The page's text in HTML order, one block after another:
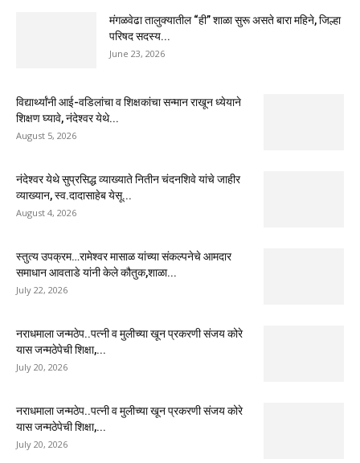
मंगळवेढा तालुक्यातील “ही” शाळा सुरू असते बारा महिने, जिल्हा
परिषद सदस्य...
June 23, 2026
विद्यार्थ्यांनी आई-वडिलांचा व शिक्षकांचा सन्मान राखून ध्येयाने
शिक्षण घ्यावे, नंदेश्वर येथे...
August 5, 2026
नंदेश्वर येथे सुप्रसिद्ध व्याख्याते नितीन चंदनशिवे यांचे जाहीर
व्याख्यान, स्व.दादासाहेब येसू...
August 4, 2026
स्तुत्य उपक्रम…रामेश्वर मासाळ यांच्या संकल्पनेचे आमदार
समाधान आवताडे यांनी केले कौतुक,शाळा...
July 22, 2026
नराधमाला जन्मठेप..पत्नी व मुलीच्या खून प्रकरणी संजय कोरे
यास जन्मठेपेची शिक्षा,...
July 20, 2026
नराधमाला जन्मठेप..पत्नी व मुलीच्या खून प्रकरणी संजय कोरे
यास जन्मठेपेची शिक्षा,...
July 20, 2026